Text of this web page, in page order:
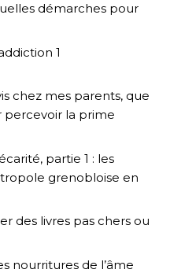
démarches pour
1
chez mes parents, que
percevoir la prime
partie 1 : les
grenobloise en
des livres pas chers ou
nourritures de l’âme